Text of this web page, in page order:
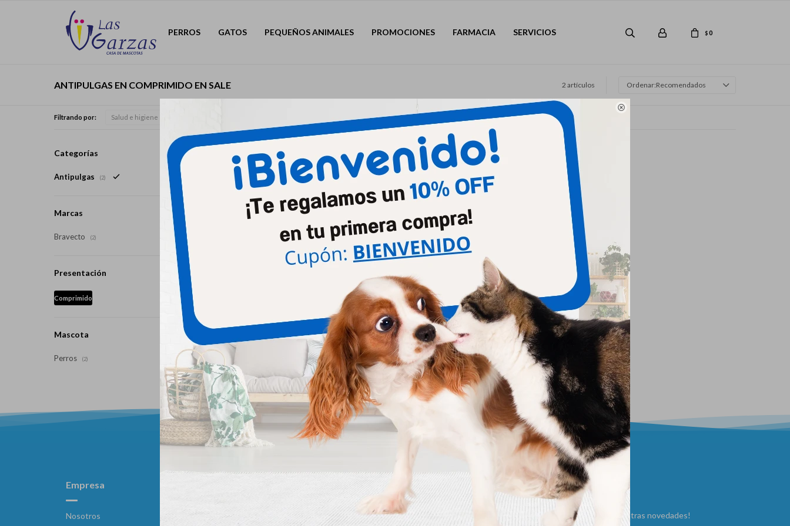

PERROS GATOS PEQUEÑOS ANIMALES PROMOCIONES FARMACIA SERVICIOS $0
ANTIPULGAS EN COMPRIMIDO EN SALE 2 artículos Recomendados
Filtrando por: Salud e higiene Quitar filtros
Bravecto 4.5 - 10 Kg
1.380
Bravecto 20 - 40 Kg
$ 1.113
Categorías
Antipulgas (2)
Marcas
Bravecto (2)
Presentación
Comprimido
Mascota
Perros (2)
Empresa
Nosotros
Mi cuenta
Newsletter
¡Suscribite y recibí todas nuestras novedades!